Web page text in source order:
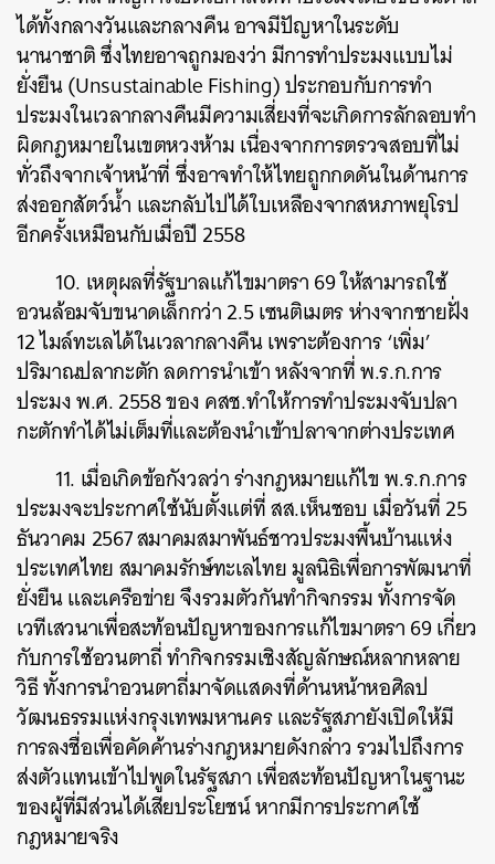
ได้ทั้งกลางวันและกลางคืน อาจมีปัญหาในระดับ
นานาชาติ ซึ่งไทยอาจถูกมองว่า มีการทำประมงแบบไม่
ยั่งยืน (Unsustainable Fishing) ประกอบกับการทำ
ประมงในเวลากลางคืนมีความเสี่ยงที่จะเกิดการลักลอบทำ
ผิดกฎหมายในเขตหวงห้าม เนื่องจากการตรวจสอบที่ไม่
ทั่วถึงจากเจ้าหน้าที่ ซึ่งอาจทำให้ไทยถูกกดดันในด้านการ
ส่งออกสัตว์น้ำ และกลับไปได้ใบเหลืองจากสหภาพยุโรป
อีกครั้งเหมือนกับเมื่อปี 2558
10. เหตุผลที่รัฐบาลแก้ไขมาตรา 69 ให้สามารถใช้
อวนล้อมจับขนาดเล็กกว่า 2.5 เซนติเมตร ห่างจากชายฝั่ง
12 ไมล์ทะเลได้ในเวลากลางคืน เพราะต้องการ ‘เพิ่ม’
ปริมาณปลากะตัก ลดการนำเข้า หลังจากที่ พ.ร.ก.การ
ประมง พ.ศ. 2558 ของ คสช.ทำให้การทำประมงจับปลา
กะตักทำได้ไม่เต็มที่และต้องนำเข้าปลาจากต่างประเทศ
11. เมื่อเกิดข้อกังวลว่า ร่างกฎหมายแก้ไข พ.ร.ก.การ
ประมงจะประกาศใช้นับตั้งแต่ที่ สส.เห็นชอบ เมื่อวันที่ 25
ธันวาคม 2567สมาคมสมาพันธ์ชาวประมงพื้นบ้านแห่ง
ประเทศไทย สมาคมรักษ์ทะเลไทย มูลนิธิเพื่อการพัฒนาที่
ยั่งยืน และเครือข่าย จึงรวมตัวกันทำกิจกรรม ทั้งการจัด
เวทีเสวนาเพื่อสะท้อนปัญหาของการแก้ไขมาตรา 69 เกี่ยว
กับการใช้อวนตาถี่ ทำกิจกรรมเชิงสัญลักษณ์หลากหลาย
วิธี ทั้งการนำอวนตาถี่มาจัดแสดงที่ด้านหน้าหอศิลป
วัฒนธรรมแห่งกรุงเทพมหานคร และรัฐสภายังเปิดให้มี
การลงชื่อเพื่อคัดค้านร่างกฎหมายดังกล่าว รวมไปถึงการ
ส่งตัวแทนเข้าไปพูดในรัฐสภา เพื่อสะท้อนปัญหาในฐานะ
ของผู้ที่มีส่วนได้เสียประโยชน์ หากมีการประกาศใช้
กฎหมายจริง